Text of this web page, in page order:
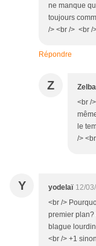
ne manque
toujours
/> <br /> <br /
Répondre
Z Zelba
<br /
le
/>
Y yodelaï 12/
<br />
premier plan?
blague
<br /> +1